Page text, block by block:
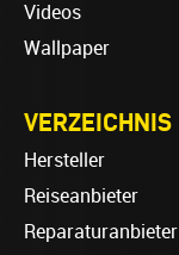
Videos
Wallpaper
VERZEICHNIS
Hersteller
Reiseanbieter
Reparaturanbieter